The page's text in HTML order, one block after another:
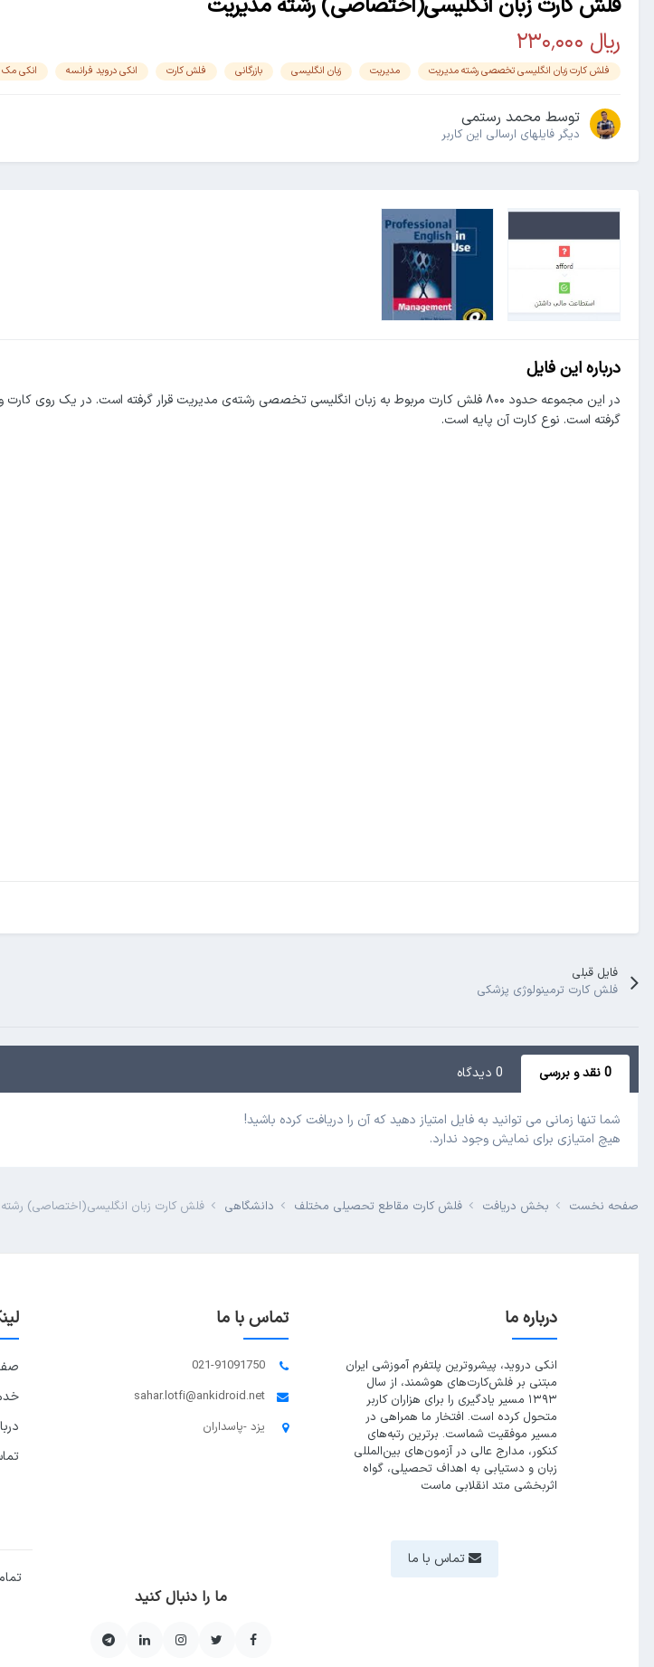
فلش کارت زبان انگلیسی تخصصی رشته مدیریت مدیریت زبان انگلیسی بازرگانی فلش کارت انکی دروید فرانسه انکی مک
توسط محمد رستمی
دیگر فایل‎های ارسالی این کاربر
درباره این فایل
در این مجموعه حدود ۸۰۰ فلش کارت مربوط به زبان انگلیسی تخصصی رشته‌ی مدیریت قرار گرفته است. در یک
گرفته است. نوع کارت آن پایه است.
فایل قبلی
فلش کارت ترمینولوژی پزشکی
0 نقد و بررسی 0 دیدگاه
شما تنها زمانی می توانید به فایل امتیاز دهید که آن را دریافت کرده باشید!
هیچ امتیازی برای نمایش وجود ندارد.
صفحه نخست بخش دریافت فلش کارت مقاطع تحصیلی مختلف دانشگاهی فلش کارت زبان انگلیسی(اختصاصی)
درباره ما
انکی دروید، پیشروترین پلتفرم آموزشی ایران
مبتنی بر فلش‌کارت‌های هوشمند، از سال
۱۳۹۳ مسیر یادگیری را برای هزاران کاربر
متحول کرده است. افتخار ما همراهی در
مسیر موفقیت شماست. برترین رتبه‌های
کنکور، مدارج عالی در آزمون‌های بین‌المللی
زبان و دستیابی به اهداف تحصیلی، گواه
اثربخشی متد انقلابی ماست
تماس با ما
021-91091750
sahar.lotfi@ankidroid.net
یزد -پاسداران
تماس با ما
ما را دنبال کنید